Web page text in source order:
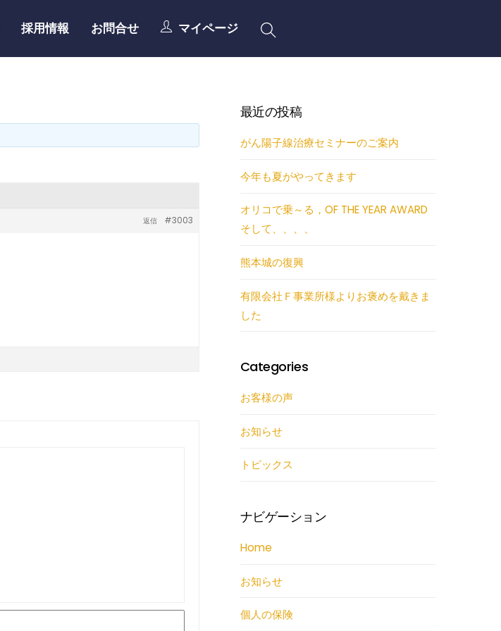
採用情報 お問合せ マイページ
#3003
返信
最近の投稿
がん陽子線治療セミナーのご案内
今年も夏がやってきます
オリコで乗～る，OF THE YEAR AWARD
そして、、、、
熊本城の復興
有限会社Ｆ事業所様よりお褒めを戴きま
した
Categories
お客様の声
お知らせ
トピックス
ナビゲーション
Home
お知らせ
個人の保険